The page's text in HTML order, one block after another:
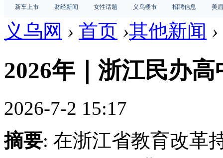
新车上市
财经新闻 女性话题 义乌楼市 招聘信息 美
义乌网 › 首页 ›其他新闻 ›
2026年｜浙江民办
2026-7-2 15:17
摘要: 在浙江省教育改革